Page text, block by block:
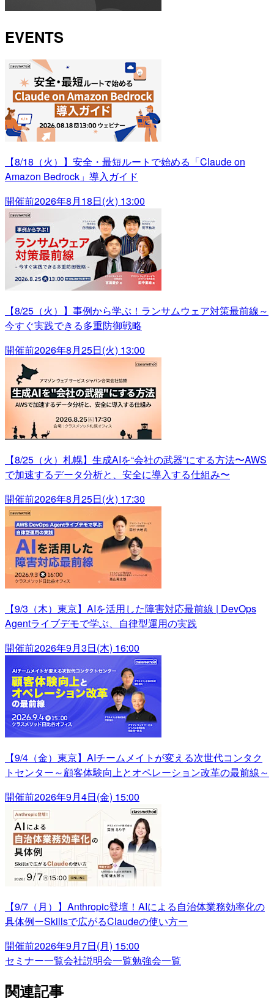
EVENTS
【8/18（火）】安全・最短ルートで始める「Claude on
Amazon Bedrock」導入ガイド
開催前2026年8月18日(火) 13:00
【8/25（火）】事例から学ぶ！ランサムウェア対策最前線～
今すぐ実践できる多重防御戦略
開催前2026年8月25日(火) 13:00
【8/25（火）札幌】生成AIを“会社の武器”にする方法〜AWS
で加速するデータ分析と、安全に導入する仕組み〜
開催前2026年8月25日(火) 17:30
【9/3（木）東京】AIを活用した障害対応最前線 | DevOps
Agentライブデモで学ぶ、自律型運用の実践
開催前2026年9月3日(木) 16:00
【9/4（金）東京】AIチームメイトが変える次世代コンタク
トセンター～顧客体験向上とオペレーション改革の最前線～
開催前2026年9月4日(金) 15:00
【9/7（月）】Anthropic登壇！AIによる自治体業務効率化の
具体例ーSkillsで広がるClaudeの使い方ー
開催前2026年9月7日(月) 15:00
セミナー一覧会社説明会一覧勉強会一覧
関連記事